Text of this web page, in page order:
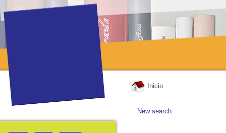
Inicio
New search